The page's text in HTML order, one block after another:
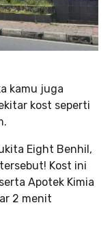
kamu juga
kost seperti
Eight Benhil,
Kost ini
Apotek Kimia
2 menit